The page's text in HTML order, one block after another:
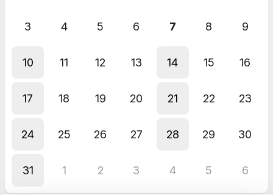
3 4 5 6 7 8 9
10 11 12 13 14 15 16
17 18 19 20 21 22 23
24 25 26 27 28 29 30
31 1 2 3 4 5 6